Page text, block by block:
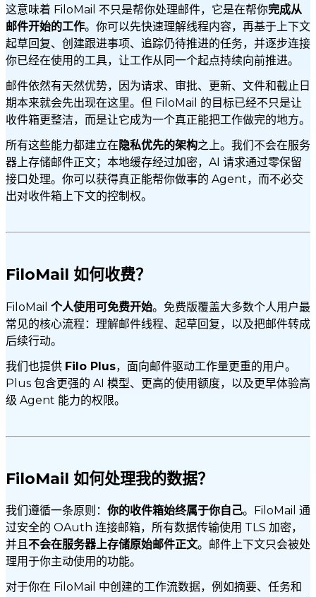
这意味着 FiloMail 不只是帮你处理邮件，它是在帮你完成从
邮件开始的工作。你可以先快速理解线程内容，再基于上下文
起草回复、创建跟进事项、追踪仍待推进的任务，并逐步连接
你已经在使用的工具，让工作从同一个起点持续向前推进。
邮件依然有天然优势，因为请求、审批、更新、文件和截止日
期本来就会先出现在这里。但 FiloMail 的目标已经不只是让
收件箱更整洁，而是让它成为一个真正能把工作做完的地方。
所有这些能力都建立在 隐私优先的架构之上。我们不会在服务
器上存储邮件正文；本地缓存经过加密，AI 请求通过零保留
接口处理。你可以获得真正能帮你做事的 Agent，而不必交
出对收件箱上下文的控制权。
FiloMail 如何收费？
FiloMail 个人使用可免费开始。免费版覆盖大多数个人用户最
常见的核心流程：理解邮件线程、起草回复，以及把邮件转成
后续行动。
我们也提供 Filo Plus，面向邮件驱动工作量更重的用户。
Plus 包含更强的 AI 模型、更高的使用额度，以及更早体验高
级 Agent 能力的权限。
FiloMail 如何处理我的数据？
我们遵循一条原则： 你的收件箱始终属于你自己。FiloMail 通
过安全的 OAuth 连接邮箱，所有数据传输使用 TLS 加密，
并且不会在服务器上存储原始邮件正文。邮件上下文只会被处
理用于你主动使用的功能。
对于你在 FiloMail 中创建的工作流数据，例如摘要、任务和